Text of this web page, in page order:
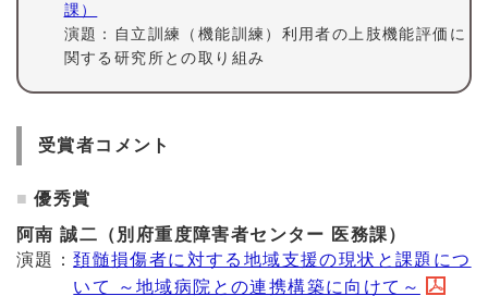
課）
演題：自立訓練（機能訓練）利用者の上肢機能評価に
関する研究所との取り組み
受賞者コメント
優秀賞
阿南 誠二（別府重度障害者センター 医務課）
演題：頚髄損傷者に対する地域支援の現状と課題につ
いて ～地域病院との連携構築に向けて～